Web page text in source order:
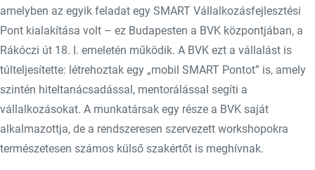
amelyben az egyik feladat egy SMART Vállalkozásfejlesztési
Pont kialakítása volt – ez Budapesten a BVK központjában, a
Rákóczi út 18. I. emeletén működik. A BVK ezt a vállalást is
túlteljesítette: létrehoztak egy „mobil SMART Pontot” is, amely
szintén hiteltanácsadással, mentorálással segíti a
vállalkozásokat. A munkatársak egy része a BVK saját
alkalmazottja, de a rendszeresen szervezett workshopokra
természetesen számos külső szakértőt is meghívnak.